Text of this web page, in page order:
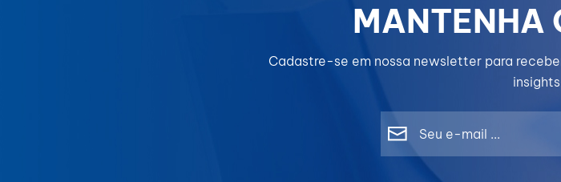
MANTENHA
Cadastre-se em nossa newsletter para